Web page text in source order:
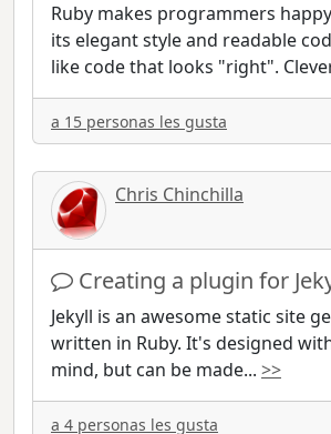
Ruby makes programmers
its elegant style and readable
like code that looks "right".
a 15 personas les gusta
Chris Chinchilla
Creating a plugin for
Jekyll is an awesome static site
written in Ruby. It's designed
mind, but can be made... >>
a 4 personas les gusta